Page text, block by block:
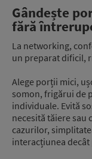
Gândește
fără
La networking,
un preparat dificil,
Alege porții mici,
somon, frigărui de
individuale. Evită
necesită tăiere sau
cazurilor,
interacțiunea